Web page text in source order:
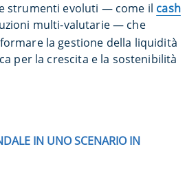
strumenti evoluti — come il cash
multi-valutarie — che
la gestione della liquidità
per la crescita e la sostenibilità
IN UNO SCENARIO IN